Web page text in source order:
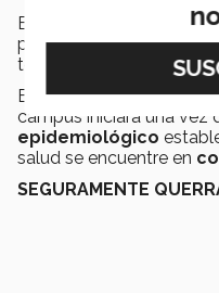
Este proyecto de
pues el servicio seguirá
terminada la
El servicio depick up
campus iniciará una vez
epidemiológico
salud se encuentre en
SEGURAMENTE